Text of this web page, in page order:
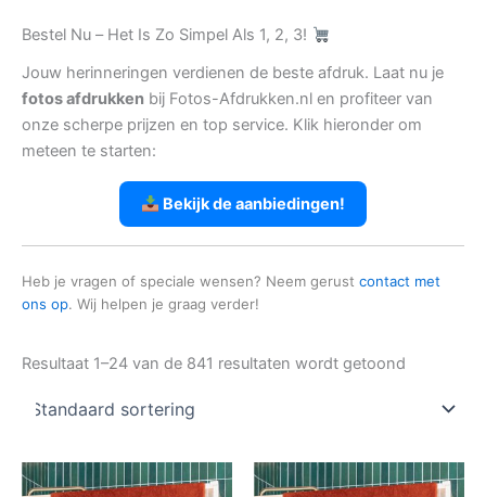
Bestel Nu – Het Is Zo Simpel Als 1, 2, 3!
Jouw herinneringen verdienen de beste afdruk. Laat nu je
fotos afdrukken bij Fotos-Afdrukken.nl en profiteer van
onze scherpe prijzen en top service. Klik hieronder om
meteen te starten:
Bekijk de aanbiedingen!
Heb je vragen of speciale wensen? Neem gerust contact met
ons op. Wij helpen je graag verder!
Resultaat 1–24 van de 841 resultaten wordt getoond